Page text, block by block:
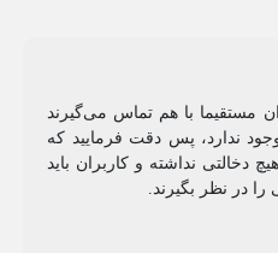
مستقیما با هم تماس می‌گیرند
ندارد، پس دقت فرمایید که
دخالتی نداشته و کاربران باید
در نظر بگیرند.